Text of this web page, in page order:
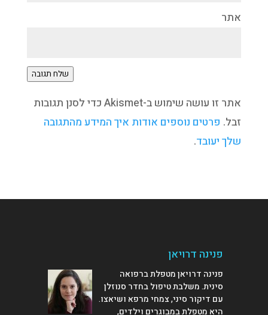
אתר
שלח תגובה
אתר זו עושה שימוש ב-Akismet כדי לסנן תגובות
זבל. פרטים נוספים אודות איך המידע מהתגובה
שלך יעובד.
פנינה דרויאן
פנינה דרויאן מטפלת ברפואה
סינית. משלבת טיפול בחדר סנוזלן
עם דיקור סיני, צמחי מרפא ושיאצו.
היא מטפלת במבוגרים וילדים,